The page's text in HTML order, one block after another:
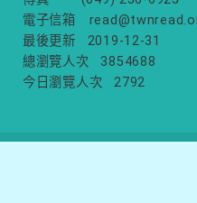
電子信箱
最後更新
2019-12-31
總瀏覽人次
3854688
今日瀏覽人次
2792